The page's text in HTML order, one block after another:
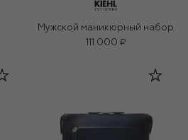
Мужской маникюрный набор
111 000 ₽